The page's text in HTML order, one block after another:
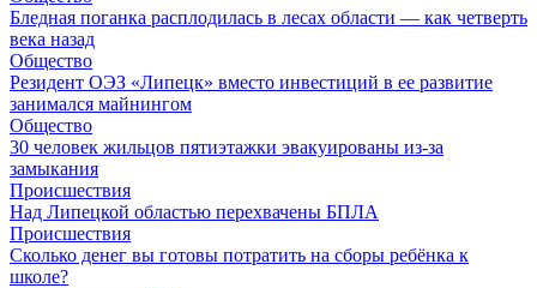
Бледная поганка расплодилась в лесах области — как четверть
века назад
Общество
Резидент ОЭЗ «Липецк» вместо инвестиций в ее развитие
занимался майнингом
Общество
30 человек жильцов пятиэтажки эвакуированы из-за
замыкания
Происшествия
Над Липецкой областью перехвачены БПЛА
Происшествия
Сколько денег вы готовы потратить на сборы ребёнка к
школе?